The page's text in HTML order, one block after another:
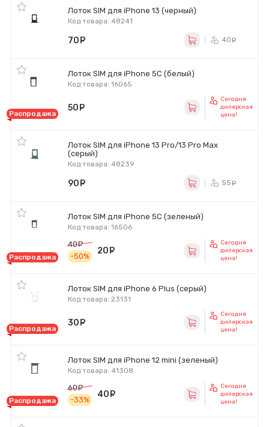
Лоток SIM для iPhone 13 (черный)
Код товара: 48241
70 40
Лоток SIM для iPhone 5C (белый)
Код товара: 16065
Распродажа
50
Сегодня
дилерская
цена!
Лоток SIM для iPhone 13 Pro/13 Pro Max
(серый)
Код товара: 48239
90 55
Лоток SIM для iPhone 5C (зеленый)
Код товара: 16506
Распродажа
40
руб.
-50%
20
Сегодня
дилерская
цена!
Лоток SIM для iPhone 6 Plus (серый)
Код товара: 23131
Распродажа
30
Сегодня
дилерская
цена!
Лоток SIM для iPhone 12 mini (зеленый)
Код товара: 41308
Распродажа
60
руб.
-33%
40
Сегодня
дилерская
цена!